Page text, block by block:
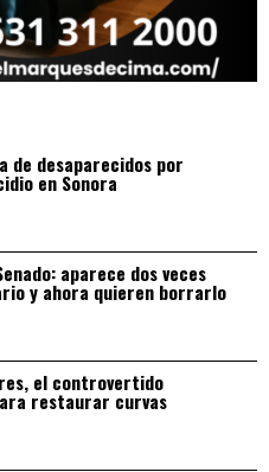
de desaparecidos por
en Sonora
aparece dos veces
y ahora quieren borrarlo
el controvertido
restaurar curvas